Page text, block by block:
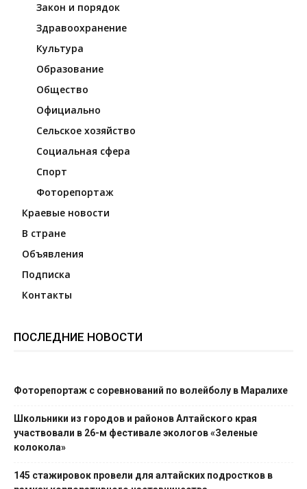
Закон и порядок
Здравоохранение
Культура
Образование
Общество
Официально
Сельское хозяйство
Социальная сфера
Спорт
Фоторепортаж
Краевые новости
В стране
Объявления
Подписка
Контакты
ПОСЛЕДНИЕ НОВОСТИ
Фоторепортаж с соревнований по волейболу в Маралихе
Школьники из городов и районов Алтайского края
участвовали в 26-м фестивале экологов «Зеленые
колокола»
145 стажировок провели для алтайских подростков в